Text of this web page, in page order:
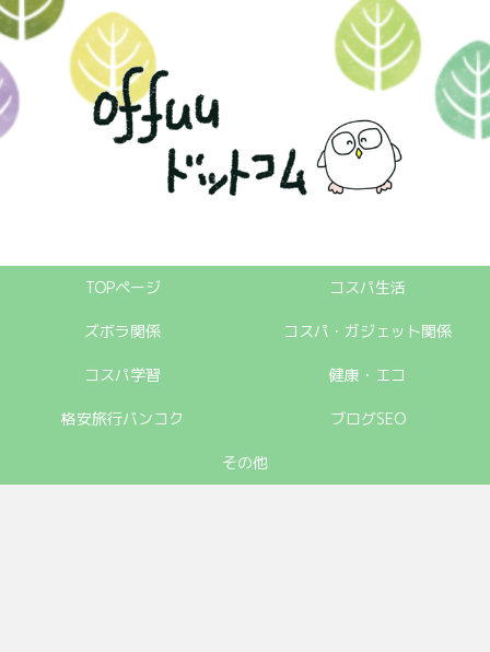
TOPページ コスパ生活
ズボラ関係 コスパ・ガジェット関係
コスパ学習 健康・エコ
格安旅行バンコク ブログSEO
その他